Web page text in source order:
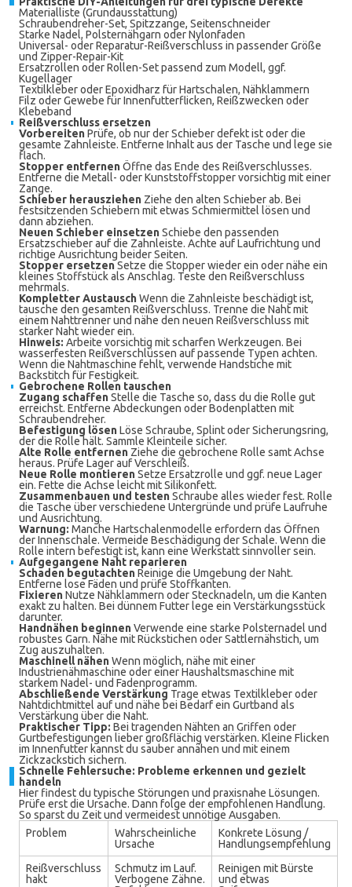
Materialliste (Grundausstattung)
Schraubendreher-Set, Spitzzange, Seitenschneider
Starke Nadel, Polsternähgarn oder Nylonfaden
Universal- oder Reparatur-Reißverschluss in passender Größe
und Zipper-Repair-Kit
Ersatzrollen oder Rollen-Set passend zum Modell, ggf.
Kugellager
Textilkleber oder Epoxidharz für Hartschalen, Nähklammern
Filz oder Gewebe für Innenfutterflicken, Reißzwecken oder
Klebeband
Reißverschluss ersetzen
VorbereitenPrüfe, ob nur der Schieber defekt ist oder die
gesamte Zahnleiste. Entferne Inhalt aus der Tasche und lege sie
flach.
Stopper entfernenÖffne das Ende des Reißverschlusses.
Entferne die Metall- oder Kunststoffstopper vorsichtig mit einer
Zange.
Schieber herausziehen Ziehe den alten Schieber ab. Bei
festsitzenden Schiebern mit etwas Schmiermittel lösen und
dann abziehen.
Neuen Schieber einsetzenSchiebe den passenden
Ersatzschieber auf die Zahnleiste. Achte auf Laufrichtung und
richtige Ausrichtung beider Seiten.
Stopper ersetzenSetze die Stopper wieder ein oder nähe ein
kleines Stoffstück als Anschlag. Teste den Reißverschluss
mehrmals.
Kompletter AustauschWenn die Zahnleiste beschädigt ist,
tausche den gesamten Reißverschluss. Trenne die Naht mit
einem Nahttrenner und nähe den neuen Reißverschluss mit
starker Naht wieder ein.
Hinweis: Arbeite vorsichtig mit scharfen Werkzeugen. Bei
wasserfesten Reißverschlüssen auf passende Typen achten.
Wenn die Nahtmaschine fehlt, verwende Handstiche mit
Backstitch für Festigkeit.
Gebrochene Rollen tauschen
Zugang schaffenStelle die Tasche so, dass du die Rolle gut
erreichst. Entferne Abdeckungen oder Bodenplatten mit
Schraubendreher.
Befestigung lösenLöse Schraube, Splint oder Sicherungsring,
der die Rolle hält. Sammle Kleinteile sicher.
Alte Rolle entfernen Ziehe die gebrochene Rolle samt Achse
heraus. Prüfe Lager auf Verschleiß.
Neue Rolle montierenSetze Ersatzrolle und ggf. neue Lager
ein. Fette die Achse leicht mit Silikonfett.
Zusammenbauen und testenSchraube alles wieder fest. Rolle
die Tasche über verschiedene Untergründe und prüfe Laufruhe
und Ausrichtung.
Warnung: Manche Hartschalenmodelle erfordern das Öffnen
der Innenschale. Vermeide Beschädigung der Schale. Wenn die
Rolle intern befestigt ist, kann eine Werkstatt sinnvoller sein.
Aufgegangene Naht reparieren
Schaden begutachtenReinige die Umgebung der Naht.
Entferne lose Fäden und prüfe Stoffkanten.
FixierenNutze Nähklammern oder Stecknadeln, um die Kanten
exakt zu halten. Bei dünnem Futter lege ein Verstärkungsstück
darunter.
Handnähen beginnenVerwende eine starke Polsternadel und
robustes Garn. Nähe mit Rückstichen oder Sattlernähstich, um
Zug auszuhalten.
Maschinell nähenWenn möglich, nähe mit einer
Industrienähmaschine oder einer Haushaltsmaschine mit
starkem Nadel- und Fadenprogramm.
Abschließende Verstärkung Trage etwas Textilkleber oder
Nahtdichtmittel auf und nähe bei Bedarf ein Gurtband als
Verstärkung über die Naht.
Praktischer Tipp: Bei tragenden Nähten an Griffen oder
Gurtbefestigungen lieber großflächig verstärken. Kleine Flicken
im Innenfutter kannst du sauber annähen und mit einem
Zickzackstich sichern.
Schnelle Fehlersuche: Probleme erkennen und gezielt
handeln
Hier findest du typische Störungen und praxisnahe Lösungen.
Prüfe erst die Ursache. Dann folge der empfohlenen Handlung.
So sparst du Zeit und vermeidest unnötige Ausgaben.
Problem
Wahrscheinliche
Ursache
Konkrete Lösung /
Handlungsempfehlung
Reißverschluss
hakt
Schmutz im Lauf.
Verbogene Zähne.
Reinigen mit Bürste
und etwas